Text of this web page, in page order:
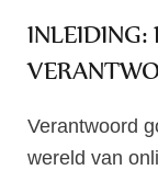
INLEIDING:
Verantwoord
wereld van